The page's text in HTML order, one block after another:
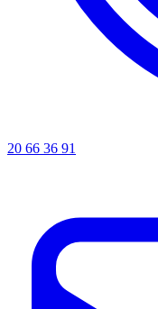
20 66 36 91